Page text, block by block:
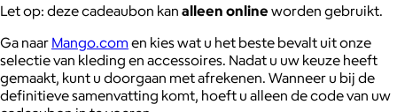
Let op: deze cadeaubon kan alleen online worden gebruikt.
Ga naar Mango.com en kies wat u het beste bevalt uit onze
selectie van kleding en accessoires. Nadat u uw keuze heeft
gemaakt, kunt u doorgaan met afrekenen. Wanneer u bij de
definitieve samenvatting komt, hoeft u alleen de code van uw